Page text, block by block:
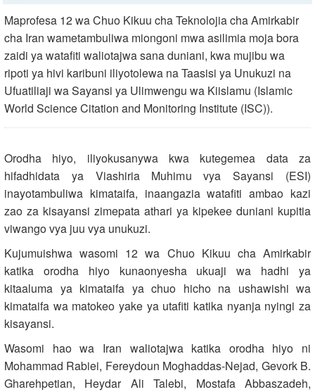
Maprofesa 12 wa Chuo Kikuu cha Teknolojia cha Amirkabir
cha Iran wametambuliwa miongoni mwa asilimia moja bora
zaidi ya watafiti waliotajwa sana duniani, kwa mujibu wa
ripoti ya hivi karibuni iliyotolewa na Taasisi ya Unukuzi na
Ufuatiliaji wa Sayansi ya Ulimwengu wa Kiislamu (Islamic
World Science Citation and Monitoring Institute (ISC)).
Orodha hiyo, iliyokusanywa kwa kutegemea data za
hifadhidata ya Viashiria Muhimu vya Sayansi (ESI)
inayotambuliwa kimataifa, inaangazia watafiti ambao kazi
zao za kisayansi zimepata athari ya kipekee duniani kupitia
viwango vya juu vya unukuzi.
Kujumuishwa wasomi 12 wa Chuo Kikuu cha Amirkabir
katika orodha hiyo kunaonyesha ukuaji wa hadhi ya
kitaaluma ya kimataifa ya chuo hicho na ushawishi wa
kimataifa wa matokeo yake ya utafiti katika nyanja nyingi za
kisayansi.
Wasomi hao wa Iran waliotajwa katika orodha hiyo ni
Mohammad Rabiei, Fereydoun Moghaddas-Nejad, Gevork B.
Gharehpetian, Heydar Ali Talebi, Mostafa Abbaszadeh,